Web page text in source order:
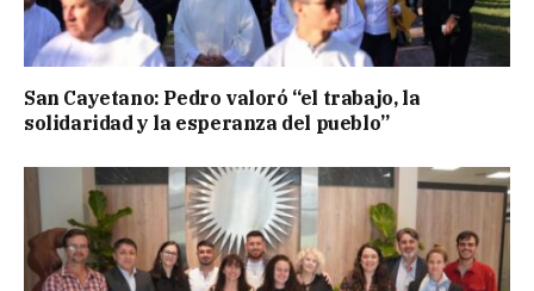
San Cayetano: Pedro valoró “el trabajo, la
solidaridad y la esperanza del pueblo”